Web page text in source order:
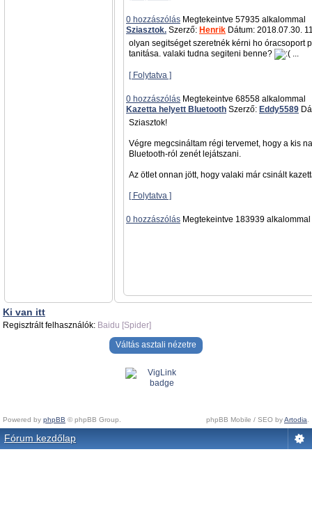
0 hozzászólás Megtekeintve 57935 alkalommal
Sziasztok. Szerző: Henrik Dátum: 2018.07.30.
olyan segitséget szeretnék kérni ho óracsoport
tanitása. valaki tudna segiteni benne?
...
[ Folytatva ]
0 hozzászólás Megtekeintve 68558 alkalommal
Kazetta helyett Bluetooth Szerző: Eddy5589
Sziasztok!
Végre megcsináltam régi tervemet, hogy a kis
Bluetooth-ról zenét lejátszani.
Az ötlet onnan jött, hogy valaki már csinált
[ Folytatva ]
0 hozzászólás Megtekeintve 183939 alkalommal
Ki van itt
Regisztrált felhasználók: Baidu [Spider]
Váltás asztali nézetre
Powered by phpBB © phpBB Group. phpBB Mobile / SEO byArtodia.
Fórum kezdőlap